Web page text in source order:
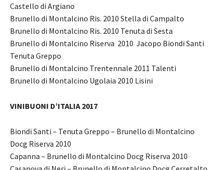
Castello di Argiano
Brunello di Montalcino Ris. 2010 Stella di Campalto
Brunello di Montalcino Ris. 2010 Tenuta di Sesta
Brunello di Montalcino Riserva 2010 Jacopo Biondi Santi
Tenuta Greppo
Brunello di Montalcino Trentennale 2011 Talenti
Brunello di Montalcino Ugolaia 2010 Lisini
VINIBUONI D’ITALIA 2017
Biondi Santi – Tenuta Greppo – Brunello di Montalcino
Docg Riserva 2010
Capanna – Brunello di Montalcino Docg Riserva 2010